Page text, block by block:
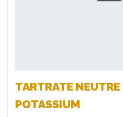
TARTRATE NEUTRE
POTASSIUM